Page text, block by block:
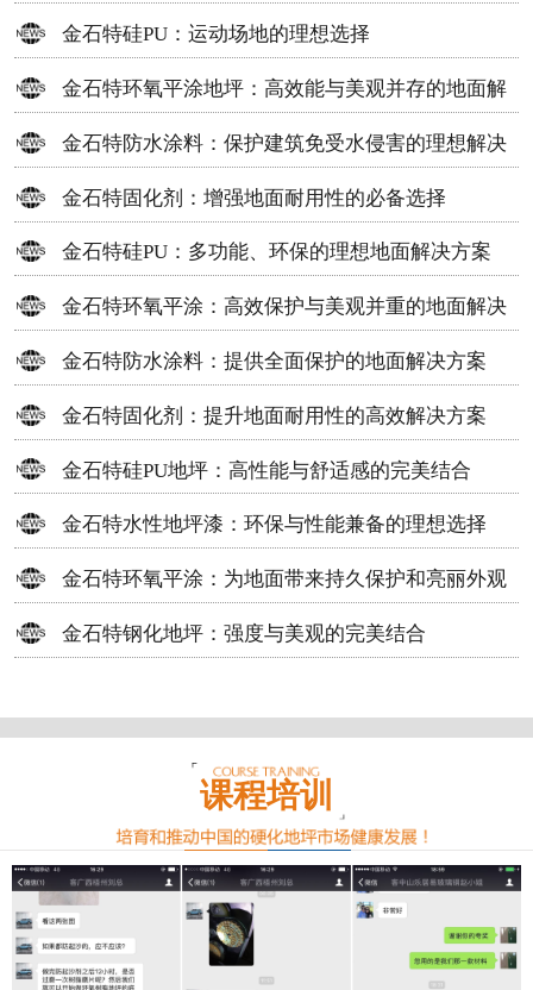
地面材料
金石特硅PU：运动场地的理想选择
金石特环氧平涂地坪：高效能与美观并存的地面解
决方案
金石特防水涂料：保护建筑免受水侵害的理想解决
方案
金石特固化剂：增强地面耐用性的必备选择
金石特硅PU：多功能、环保的理想地面解决方案
金石特环氧平涂：高效保护与美观并重的地面解决
方案
金石特防水涂料：提供全面保护的地面解决方案
金石特固化剂：提升地面耐用性的高效解决方案
金石特硅PU地坪：高性能与舒适感的完美结合
金石特水性地坪漆：环保与性能兼备的理想选择
金石特环氧平涂：为地面带来持久保护和亮丽外观
金石特钢化地坪：强度与美观的完美结合
课程培训